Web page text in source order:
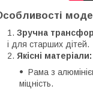
Зручна
і для старших дітей.
Якісні матеріали:
Рама з
міцність.